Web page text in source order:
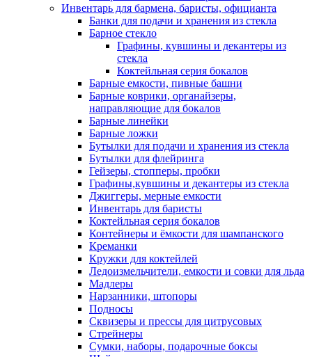
Инвентарь для бармена, баристы, официанта
Банки для подачи и хранения из стекла
Барное стекло
Графины, кувшины и декантеры из
стекла
Коктейльная серия бокалов
Барные емкости, пивные башни
Барные коврики, органайзеры,
направляющие для бокалов
Барные линейки
Барные ложки
Бутылки для подачи и хранения из стекла
Бутылки для флейринга
Гейзеры, стопперы, пробки
Графины,кувшины и декантеры из стекла
Джиггеры, мерные емкости
Инвентарь для баристы
Коктейльная серия бокалов
Контейнеры и ёмкости для шампанского
Креманки
Кружки для коктейлей
Ледоизмельчители, емкости и совки для льда
Мадлеры
Нарзанники, штопоры
Подносы
Сквизеры и прессы для цитрусовых
Стрейнеры
Сумки, наборы, подарочные боксы